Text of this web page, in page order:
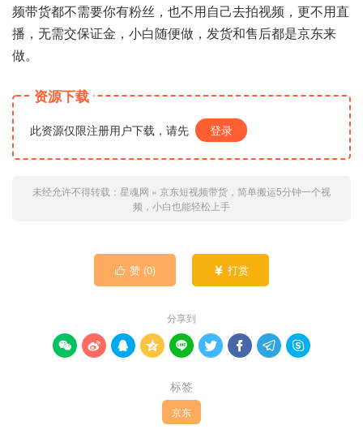
频带货都不需要你有粉丝，也不用自己去拍视频，更不用直
播，无需交保证金，小白随便做，发货和售后都是京东来
做。
资源下载
此资源仅限注册用户下载，请先 登录
未经允许不得转载： 星魂网 » 京东短视频带货，简单搬运5分钟一个视
频，小白也能轻松上手
 赞 (0)  打赏
分享到
        
标签
京东